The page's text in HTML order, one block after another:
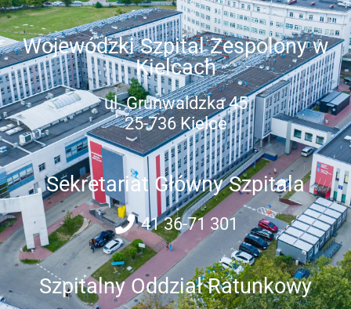
Wojewódzki Szpital Zespolony w
Kielcach
ul. Grunwaldzka 45
25-736 Kielce
Sekretariat Główny Szpitala
41 36-71 301
Szpitalny Oddział Ratunkowy